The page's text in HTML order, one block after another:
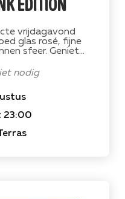
edition
vrijdagavond
glas rosé, fijne
sfeer. Geniet
het terras van
nodig
23:00